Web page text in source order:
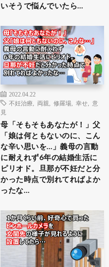
いそうで悩んでいたら…
2022.04.22
不妊治療
両親 修羅場 幸せ
意
見
母「そもそもあなたが！」父
「娘は何ともないのに、こん
な辛い思いを…」義母の言動
に耐えれず6年の結婚生活に
ピリオド。旦那が不妊だと分
かった時点で別れてればよか
ったな…